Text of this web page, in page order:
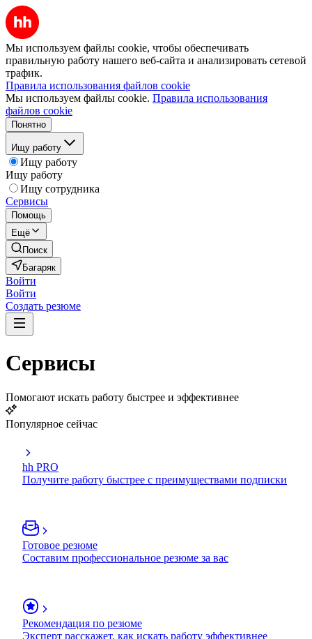
Мы используем файлы cookie, чтобы обеспечивать
правильную работу нашего веб-сайта и анализировать сетевой
трафик.
Правила использования файлов cookie
Мы используем файлы cookie. Правила использования
файлов cookie
Понятно
Ищу работу
Ищу работу
Ищу работу
Ищу сотрудника
Сервисы
Помощь
Ещё
Поиск
Багаряк
Войти
Войти
Создать резюме
Сервисы
Помогают искать работу быстрее и эффективнее
Популярное сейчас
hh PRO
Получите работу быстрее с преимуществами подписки
Готовое резюме
Составим профессиональное резюме за вас
Рекомендация по резюме
Эксперт расскажет, как искать работу эффективнее